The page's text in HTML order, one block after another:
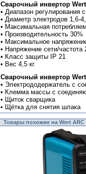
Сварочный инвертор Wert
• Диапазон регулирования
• Диаметр электродов 1,6-
• Максимальная
• Производительность 30%
• Максимальное
• Напряжение сети/частота
• Класс защиты IP 21
• Вес 4,5 кг
Сварочный инвертор
• Электрододержатель с
• Клемма массы с
• Щиток сварщика
• Щётка для снятия шлака
Товары похожие на Wert ARC